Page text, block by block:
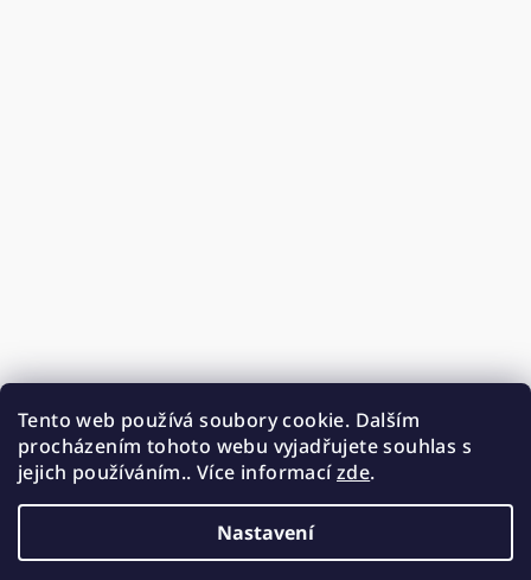
Tento web používá soubory cookie. Dalším
procházením tohoto webu vyjadřujete souhlas s
jejich používáním.. Více informacízde.
Nastavení